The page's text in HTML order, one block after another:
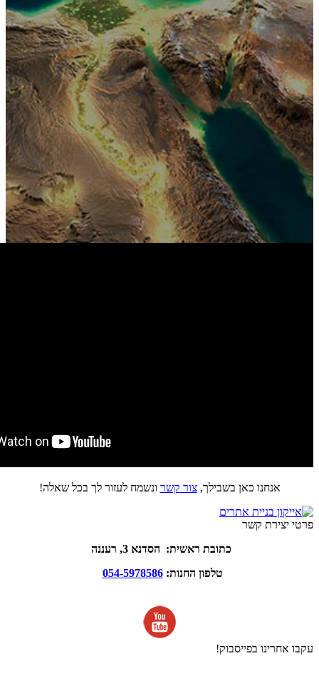
אנחנו כאן בשבילך,צור קשר ונשמח לעזור לך בכל שאלה!
פרטי יצירת קשר
כתובת ראשית: הסדנא 3, רעננה
טלפון החנות:054-5978586
עקבו אחרינו בפייסבוק!